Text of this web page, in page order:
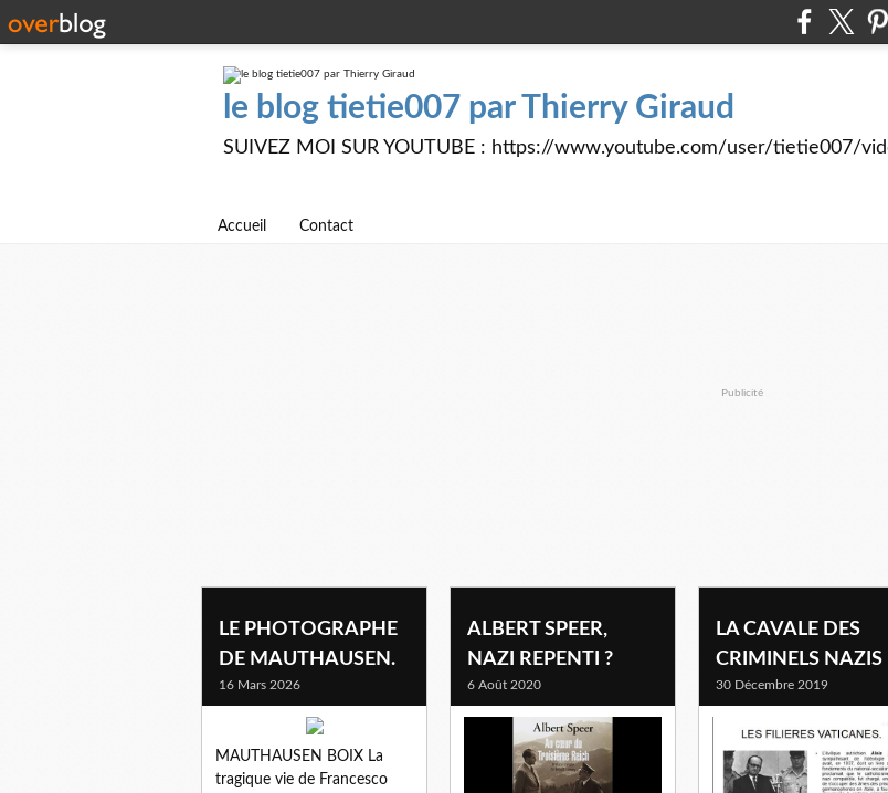
le blog tietie007 par Thierry Giraud
SUIVEZ MOI SUR YOUTUBE : https://www.youtube.com/user/tietie007/
Accueil Contact
Publicité
nazi
LE PHOTOGRAPHE
DE MAUTHAUSEN.
16 Mars 2026
MAUTHAUSEN BOIX La
tragique vie de Francesco
ALBERT SPEER,
NAZI REPENTI ?
6 Août 2020
LA CAVALE DES
CRIMINELS NAZIS
30 Décembre 2019